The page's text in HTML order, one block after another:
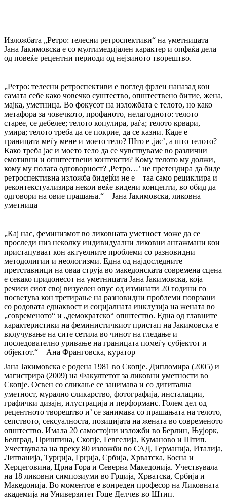
Изложбата „Ретро: телесни ретроспективи“ на уметницата
Јана Јакимовска е со мултимедијален карактер и опфаќа дела
од повеќе рецентни периоди од нејзиното творештво.
„Ретро: телесни ретроспективи е поглед фрлен наназад кон
самата себе како човечко суштество, општествено битие, жена,
мајка, уметница. Во фокусот на изложбата е телото, но како
метафора за човечкото, профаното, нелагодното: телото
старее, се дебелее; телото копулира, раѓа; телото крвари,
умира; телото треба да се покрие, да се казни. Каде е
границата меѓу мене и моето тело? Што е ,јас’, а што телото?
Како треба јас и моето тело да се чувствуваме во различни
емотивни и општествени контексти? Кому телото му должи,
кому му полага одговорност? ,Ретро…’ не претендира да биде
ретроспективна изложба бидејќи не е – таа само рециклира и
реконтекстуализира некои веќе видени концепти, во обид да
одговори на овие прашања.“ – Јана Јакимовска, ликовна
уметница
„Кај нас, феминизмот во ликовната уметност може да се
проследи низ неколку индивидуални ликовни ангажмани кои
пристапуваат кон актуелните проблеми со разновидни
методолигии и неологизми. Една од најдоследните
претставници на оваа струја во македонската современа сцена
е секако придонесот на уметницата Јана Јакимовска, која
речиси сиот свој визуелен опус од изминати 20 години го
посветува кон третирање на разновидни проблеми поврзани
со родовата еднаквост и социјалната инклузија на жената во
„современото“ и „демократско“ општество. Една од главните
карактеристики на феминистичкиот пристап на Јакимовска е
вклучување на сите сетила во чинот на гледање и
последователно уривање на границата помеѓу субјектот и
објектот.“ – Ана Франговска, куратор
Јана Јакимовска е родена 1981 во Скопје. Дипломира (2005) и
магистрира (2009) на Факултетот за ликовни уметности во
Скопје. Освен со сликање се занимава и со дигитална
уметност, мурално сликарство, фотографија, инсталации,
графички дизајн, илустрација и перформанс. Голем дел од
рецентното творештво и’ се занимава со прашањата на телото,
сепството, сексуалноста, позицијата на жената во современото
општество. Имала 20 самостојни изложби во Берлин, Њујорк,
Белград, Приштина, Скопје, Гевгелија, Куманово и Штип.
Учествувала на преку 80 изложби во САД, Германија, Италија,
Литванија, Турција, Грција, Србија, Хрватска, Босна и
Херцеговина, Црна Гора и Северна Македонија. Учествувала
на 18 ликовни симпозиуми во Грција, Хрватска, Србија и
Македонија. Во моментов е вонреден професор на Ликовната
академија на Универзитет Гоце Делчев во Штип.